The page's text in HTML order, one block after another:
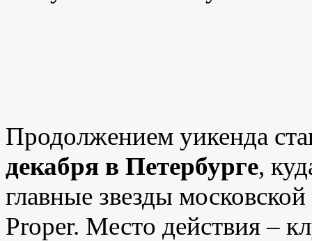
Продолжением уикенда
декабря в Петербурге,
главные звезды
Proper. Место действия –